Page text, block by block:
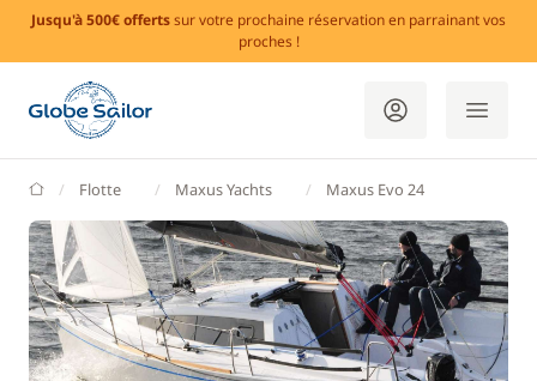
Jusqu'à 500€ offertssur votre prochaine réservation en parrainant vos
proches !
GlobeSailor
Flotte Maxus Yachts Maxus Evo 24